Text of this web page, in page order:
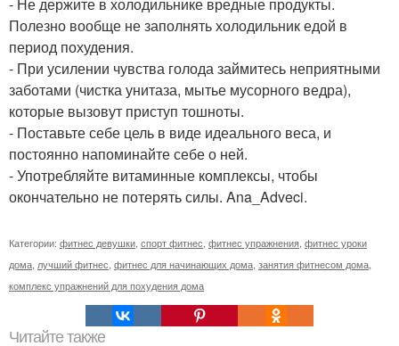
Полезно вообще не заполнять холодильник едой в
период похудения.
- При усилении чувства голода займитесь неприятными
заботами (чистка унитаза, мытье мусорного ведра),
которые вызовут приступ тошноты.
- Поставьте себе цель в виде идеального веса, и
постоянно напоминайте себе о ней.
- Употребляйте витаминные комплексы, чтобы
окончательно не потерять силы. Ana_Adveci.
Категории: фитнес девушки спорт фитнес фитнес упражнения фитнес уроки
дома лучший фитнес фитнес для начинающих дома занятия фитнесом дома
комплекс упражнений для похудения дома
Читайте также